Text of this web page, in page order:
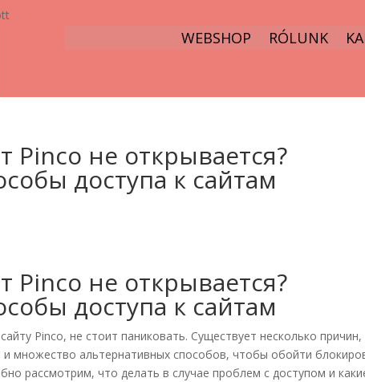
WEBSHOP RÓLUNK
Pinco не открывается?
доступа к сайтам
Pinco не открывается?
доступа к сайтам
Pinco, не стоит паниковать. Существует несколько причин,
множество альтернативных способов, чтобы обойти
рассмотрим, что делать в случае проблем с доступом и